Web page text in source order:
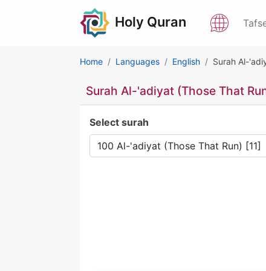
Holy Quran
Home Languages English Surah Al-
Surah Al-'adiyat (Those That
Select surah